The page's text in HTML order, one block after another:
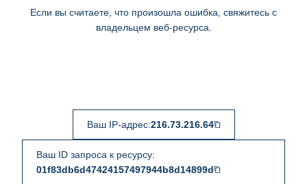
Если вы считаете, что произошла ошибка, свяжитесь с
владельцем веб-ресурса.
Ваш IP-адрес:216.73.216.64
Ваш ID запроса к ресурсу:
01f83db6d47424157497944b8d14899d